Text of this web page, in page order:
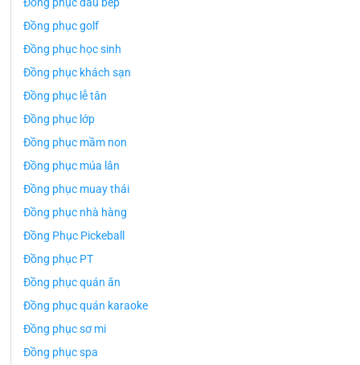
Đồng phục đầu bếp
Đồng phục golf
Đồng phục học sinh
Đồng phục khách sạn
Đồng phục lễ tân
Đồng phục lớp
Đồng phục mầm non
Đồng phục múa lân
Đồng phục muay thái
Đồng phục nhà hàng
Đồng Phục Pickeball
Đồng phục PT
Đồng phục quán ăn
Đồng phục quán karaoke
Đồng phục sơ mi
Đồng phục spa